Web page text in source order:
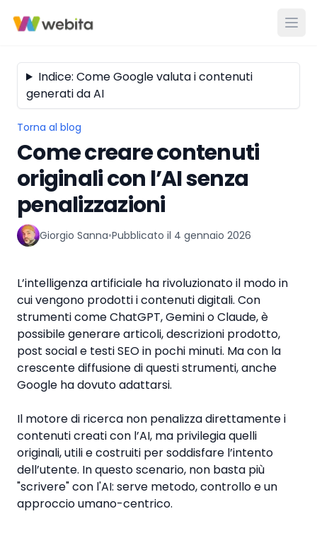
Indice: Come Google valuta i contenuti
generati da AI
Torna al blog
Come creare contenuti
originali con l’AI senza
penalizzazioni
Giorgio Sanna•Pubblicato il 4 gennaio 2026
L’intelligenza artificiale ha rivoluzionato il modo in
cui vengono prodotti i contenuti digitali. Con
strumenti come ChatGPT, Gemini o Claude, è
possibile generare articoli, descrizioni prodotto,
post social e testi SEO in pochi minuti. Ma con la
crescente diffusione di questi strumenti, anche
Google ha dovuto adattarsi.
Il motore di ricerca non penalizza direttamente i
contenuti creati con l’AI, ma privilegia quelli
originali, utili e costruiti per soddisfare l’intento
dell’utente. In questo scenario, non basta più
"scrivere" con l'AI: serve metodo, controllo e un
approccio umano-centrico.